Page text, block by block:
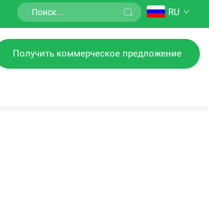
RU
Получить коммерческое предложение